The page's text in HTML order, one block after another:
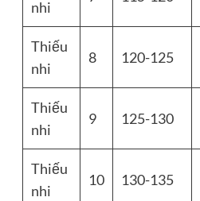
nhi
Thiếu
nhi
8 120-125
Thiếu
nhi
9 125-130
Thiếu
nhi
10 130-135